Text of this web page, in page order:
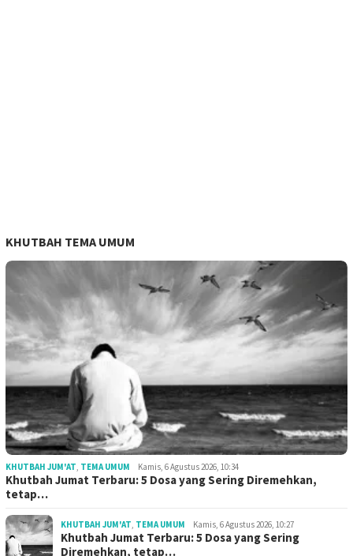
KHUTBAH TEMA UMUM
KHUTBAH JUM'AT, TEMA UMUM Kamis, 6 Agustus 2026, 10:34
Khutbah Jumat Terbaru: 5 Dosa yang Sering Diremehkan,
tetap…
KHUTBAH JUM'AT, TEMA UMUM Kamis, 6 Agustus 2026, 10:27
Khutbah Jumat Terbaru: 5 Dosa yang Sering
Diremehkan, tetap…